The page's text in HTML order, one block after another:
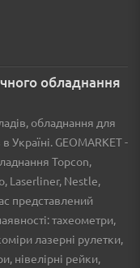
обладнання
обладнання для
Україні. GEOMARKET -
Topcon,
Laserliner, Nestle,
представлений
тахеометри,
лазерні рулетки,
нівелірні рейки,